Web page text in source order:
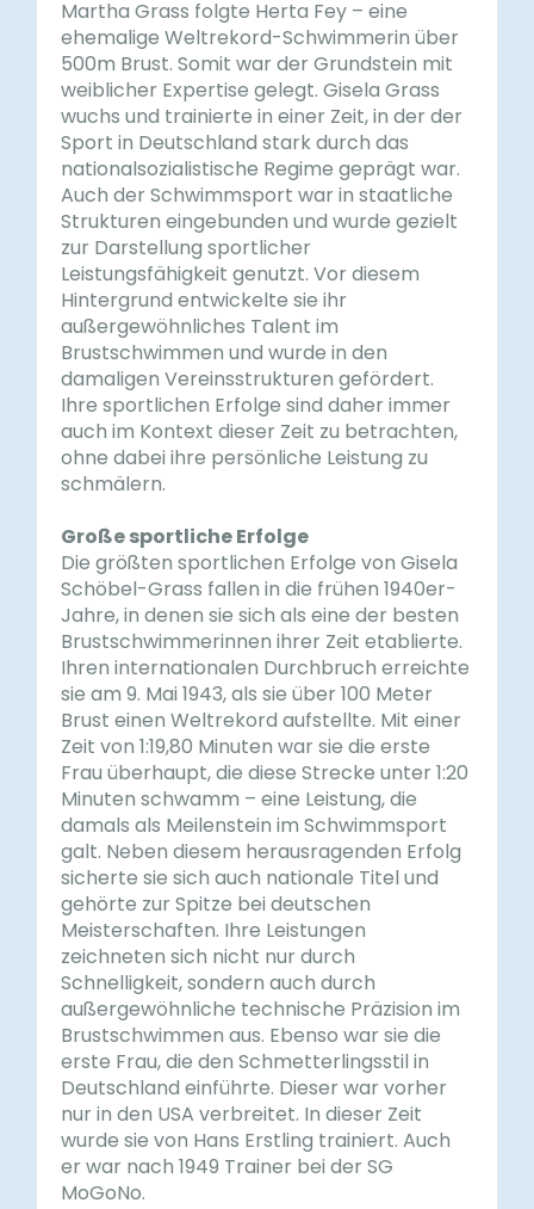
Martha Grass folgte Herta Fey – eine
ehemalige Weltrekord-Schwimmerin über
500m Brust. Somit war der Grundstein mit
weiblicher Expertise gelegt. Gisela Grass
wuchs und trainierte in einer Zeit, in der der
Sport in Deutschland stark durch das
nationalsozialistische Regime geprägt war.
Auch der Schwimmsport war in staatliche
Strukturen eingebunden und wurde gezielt
zur Darstellung sportlicher
Leistungsfähigkeit genutzt. Vor diesem
Hintergrund entwickelte sie ihr
außergewöhnliches Talent im
Brustschwimmen und wurde in den
damaligen Vereinsstrukturen gefördert.
Ihre sportlichen Erfolge sind daher immer
auch im Kontext dieser Zeit zu betrachten,
ohne dabei ihre persönliche Leistung zu
schmälern.
Große sportliche Erfolge
Die größten sportlichen Erfolge von Gisela
Schöbel-Grass fallen in die frühen 1940er-
Jahre, in denen sie sich als eine der besten
Brustschwimmerinnen ihrer Zeit etablierte.
Ihren internationalen Durchbruch erreichte
sie am 9. Mai 1943, als sie über 100 Meter
Brust einen Weltrekord aufstellte. Mit einer
Zeit von 1:19,80 Minuten war sie die erste
Frau überhaupt, die diese Strecke unter 1:20
Minuten schwamm – eine Leistung, die
damals als Meilenstein im Schwimmsport
galt. Neben diesem herausragenden Erfolg
sicherte sie sich auch nationale Titel und
gehörte zur Spitze bei deutschen
Meisterschaften. Ihre Leistungen
zeichneten sich nicht nur durch
Schnelligkeit, sondern auch durch
außergewöhnliche technische Präzision im
Brustschwimmen aus. Ebenso war sie die
erste Frau, die den Schmetterlingsstil in
Deutschland einführte. Dieser war vorher
nur in den USA verbreitet. In dieser Zeit
wurde sie von Hans Erstling trainiert. Auch
er war nach 1949 Trainer bei der SG
MoGoNo.